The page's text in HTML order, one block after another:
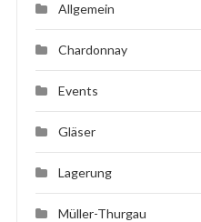
Allgemein
Chardonnay
Events
Gläser
Lagerung
Müller-Thurgau